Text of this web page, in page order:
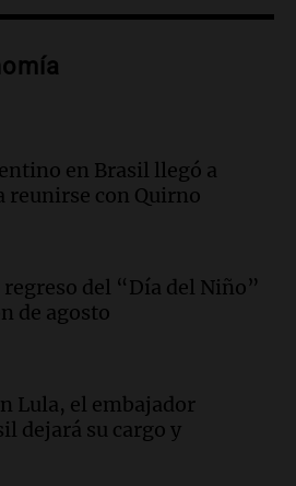
sobre asma
descuento en SUBE y
del SUBTE en Buenos
la desregulación
aumento de la morosidad
evalúa apelación ante la
tras fallo que aparta a
en Brasil llegó a
reunirse con Quirno
del “Día del Niño”
de agosto
Lula, el embajador
dejará su cargo y